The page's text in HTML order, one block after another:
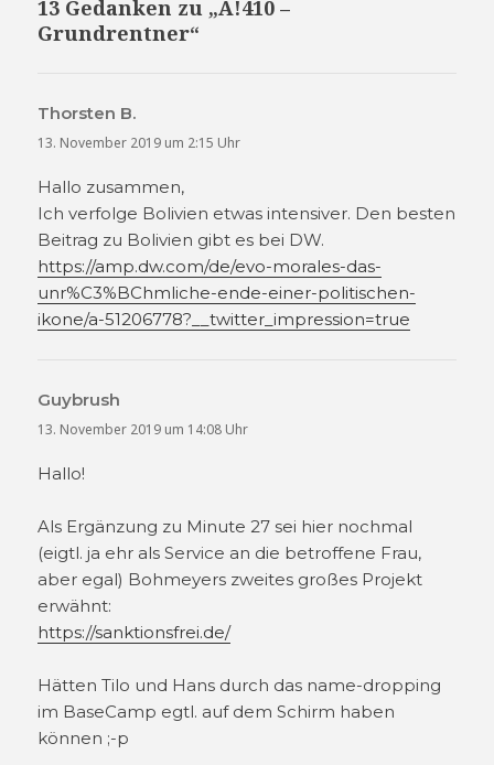
13 Gedanken zu „A!410 –
Grundrentner“
Thorsten B.
13. November 2019 um 2:15 Uhr
Hallo zusammen,
Ich verfolge Bolivien etwas intensiver. Den besten
Beitrag zu Bolivien gibt es bei DW.
https://amp.dw.com/de/evo-morales-das-
unr%C3%BChmliche-ende-einer-politischen-
ikone/a-51206778?__twitter_impression=true
Guybrush
13. November 2019 um 14:08 Uhr
Hallo!
Als Ergänzung zu Minute 27 sei hier nochmal
(eigtl. ja ehr als Service an die betroffene Frau,
aber egal) Bohmeyers zweites großes Projekt
erwähnt:
https://sanktionsfrei.de/
Hätten Tilo und Hans durch das name-dropping
im BaseCamp egtl. auf dem Schirm haben
können ;-p